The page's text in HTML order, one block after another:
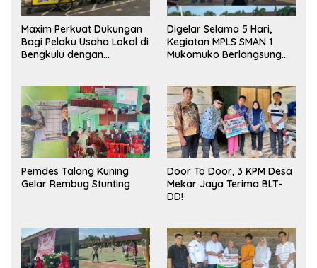
Maxim Perkuat Dukungan
Bagi Pelaku Usaha Lokal di
Bengkulu dengan
Pasar
Digelar Selama 5 Hari,
Kegiatan MPLS SMAN 1
Mukomuko Berlangsung
Pemdes Talang Kuning
Gelar Rembug Stunting
Door To Door, 3 KPM Desa
Mekar Jaya Terima BLT-
DD!